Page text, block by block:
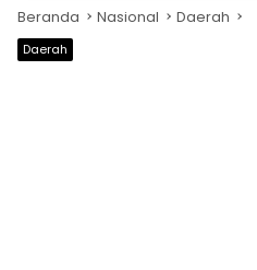
Beranda Nasional Daerah
Daerah